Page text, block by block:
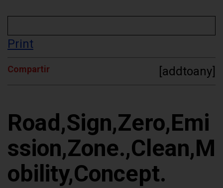
Print
Compartir [addtoany]
Road,Sign,Zero,Emi
ssion,Zone.,Clean,M
obility,Concept.